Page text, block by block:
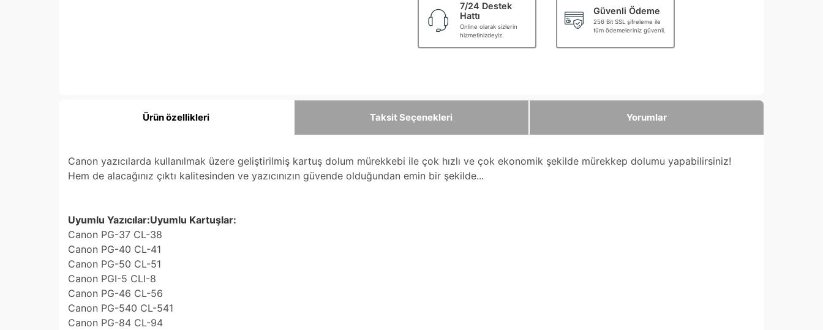
7/24 Destek
Hattı
Online olarak sizlerin
hizmetinizdeyiz.
Güvenli Ödeme
256 Bit SSL şifreleme ile
tüm ödemeleriniz güvenli.
Ürün özellikleri Taksit Seçenekleri Yorumlar
Canon yazıcılarda kullanılmak üzere geliştirilmiş kartuş dolum mürekkebi ile çok hızlı ve çok ekonomik şekilde mürekkep dolumu yapabilirsiniz!
Hem de alacağınız çıktı kalitesinden ve yazıcınızın güvende olduğundan emin bir şekilde...
Uyumlu Yazıcılar:Uyumlu Kartuşlar:
Canon PG-37 CL-38
Canon PG-40 CL-41
Canon PG-50 CL-51
Canon PGI-5 CLI-8
Canon PG-46 CL-56
Canon PG-540 CL-541
Canon PG-84 CL-94